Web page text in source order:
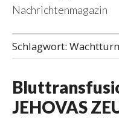
Nachrichtenmagazin
Schlagwort:
JEHOVAS